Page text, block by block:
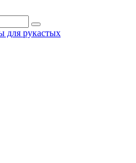
для рукастых